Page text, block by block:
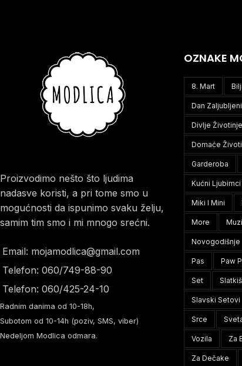
Proizvodimo nešto što ljudima
nadasve koristi, a pri tome smo u
mogućnosti da ispunimo svaku želju,
samim tim smo i mi mnogo srećni.
Email: mojamodlica@gmail.com
Telefon: 060/749-88-90
Telefon: 060/425-24-10
Radnim danima od 10-18h,
Subotom od 10-14h (poziv, SMS, viber)
Nedeljom Modlica odmara.
OZNAKE
8. Mart
Dan
Divlje Životinje
Domaće
Garderoba
Kućni Ljubimci
Miki I Mini
More
Novogodišnje
Pas Paw
Set
Slavski Setovi
Srce
Vozila Za
Za Dečake